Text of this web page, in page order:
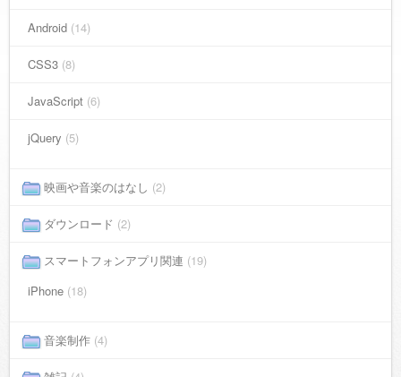
Android (14)
CSS3 (8)
JavaScript (6)
jQuery (5)
映画や音楽のはなし (2)
ダウンロード (2)
スマートフォンアプリ関連 (19)
iPhone (18)
音楽制作 (4)